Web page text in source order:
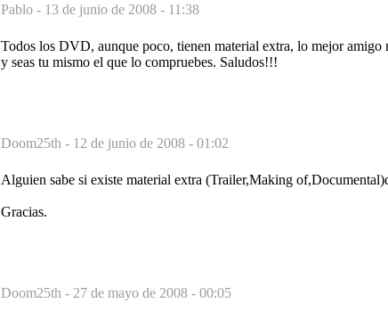
Pablo - 13 de junio de 2008 - 11:38
Todos los DVD, aunque poco, tienen material extra, lo mejor amigo
y seas tu mismo el que lo compruebes. Saludos!!!
Doom25th - 12 de junio de 2008 - 01:02
Alguien sabe si existe material extra (Trailer,Making
Gracias.
Doom25th - 27 de mayo de 2008 - 00:05